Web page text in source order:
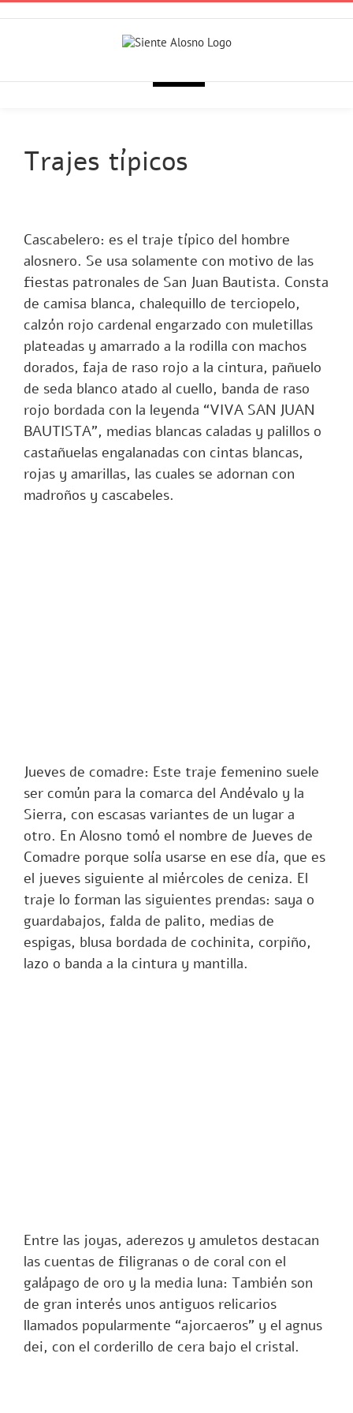
Skip
to
Trajes típicos
Cascabelero: es el traje típico del hombre
alosnero. Se usa solamente con motivo de las
fiestas patronales de San Juan Bautista. Consta
de camisa blanca, chalequillo de terciopelo,
calzón rojo cardenal engarzado con muletillas
plateadas y amarrado a la rodilla con machos
dorados, faja de raso rojo a la cintura, pañuelo
de seda blanco atado al cuello, banda de raso
rojo bordada con la leyenda “VIVA SAN JUAN
BAUTISTA”, medias blancas caladas y palillos o
castañuelas engalanadas con cintas blancas,
rojas y amarillas, las cuales se adornan con
madroños y cascabeles.
Jueves de comadre: Este traje femenino suele
ser común para la comarca del Andévalo y la
Sierra, con escasas variantes de un lugar a
otro. En Alosno tomó el nombre de Jueves de
Comadre porque solía usarse en ese día, que es
el jueves siguiente al miércoles de ceniza. El
traje lo forman las siguientes prendas: saya o
guardabajos, falda de palito, medias de
espigas, blusa bordada de cochinita, corpiño,
lazo o banda a la cintura y mantilla.
Entre las joyas, aderezos y amuletos destacan
las cuentas de filigranas o de coral con el
galápago de oro y la media luna: También son
de gran interés unos antiguos relicarios
llamados popularmente “ajorcaeros” y el agnus
dei, con el corderillo de cera bajo el cristal.
Utilizamos cookies propias y de terceros para ofrecerte una mejor
navegación. Si continúas, consideramos que aceptas su uso.